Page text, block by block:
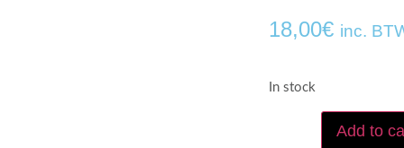
18,00€ inc.
In stock
Add to